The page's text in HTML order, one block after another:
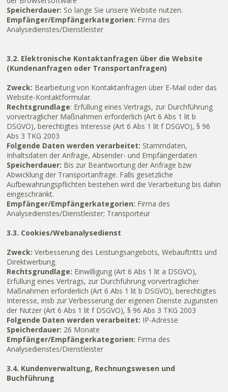
Speicherdauer: So lange Sie unsere Website nutzen.
Empfänger/Empfängerkategorien: Firma des
Analysedienstes/Dienstleister
3.2. Elektronische Kontaktanfragen über die Website
(Kundenanfragen oder Transportanfragen)
Zweck: Bearbeitung von Kontaktanfragen über E-Mail oder das
Website-Kontaktformular.
Rechtsgrundlage: Erfüllung eines Vertrags, zur Durchführung
vorvertraglicher Maßnahmen erforderlich (Art 6 Abs 1 lit b
DSGVO), berechtigtes Interesse (Art 6 Abs 1 lit f DSGVO), § 96
Abs 3 TKG 2003
Folgende Daten werden verarbeitet: Stammdaten,
Inhaltsdaten der Anfrage, Absender- und Empfängerdaten
Speicherdauer: Bis zur Beantwortung der Anfrage bzw
Abwicklung der Transportanfrage. Falls gesetzliche
Aufbewahrungspflichten bestehen wird die Verarbeitung bis dahin
eingeschränkt.
Empfänger/Empfängerkategorien: Firma des
Analysedienstes/Dienstleister; Transporteur
3.3. Cookies/Webanalysedienst
Zweck: Verbesserung des Leistungsangebots, Webauftritts und
Direktwerbung.
Rechtsgrundlage: Einwilligung (Art 6 Abs 1 lit a DSGVO),
Erfüllung eines Vertrags, zur Durchführung vorvertraglicher
Maßnahmen erforderlich (Art 6 Abs 1 lit b DSGVO), berechtigtes
Interesse, insb zur Verbesserung der eigenen Dienste zugunsten
der Nutzer (Art 6 Abs 1 lit f DSGVO), § 96 Abs 3 TKG 2003
Folgende Daten werden verarbeitet: IP-Adresse
Speicherdauer: 26 Monate
Empfänger/Empfängerkategorien: Firma des
Analysedienstes/Dienstleister
3.4. Kundenverwaltung, Rechnungswesen und
Buchführung